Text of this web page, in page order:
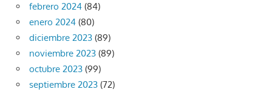
febrero 2024 (84)
enero 2024 (80)
diciembre 2023 (89)
noviembre 2023 (89)
octubre 2023 (99)
septiembre 2023 (72)